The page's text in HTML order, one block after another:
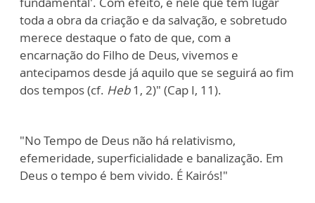
toda a obra da criação e da salvação, e sobretudo
merece destaque o fato de que, com a
encarnação do Filho de Deus, vivemos e
antecipamos desde já aquilo que se seguirá ao fim
dos tempos (cf. Heb1, 2)" (Cap I, 11).
"No Tempo de Deus não há relativismo,
efemeridade, superficialidade e banalização. Em
Deus o tempo é bem vivido. É Kairós!"